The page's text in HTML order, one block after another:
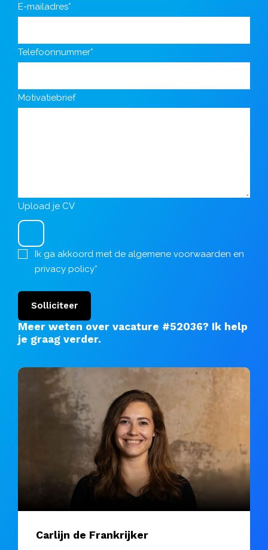
E-mailadres*
Telefoonnummer*
Motivatiebrief
Upload je CV
Ik ga akkoord met de algemene voorwaarden en
privacy policy*
Solliciteer
Meer weten over vacature #52036? Ik help
je graag verder.
Carlijn de Frankrijker